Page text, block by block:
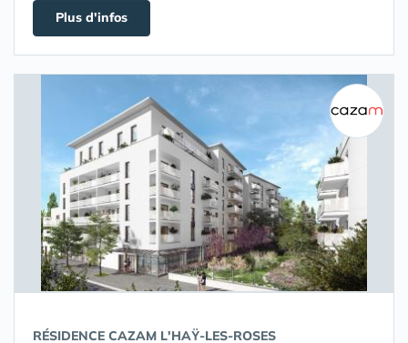
Plus d'infos
RÉSIDENCE CAZAM L'HAŸ-LES-ROSES